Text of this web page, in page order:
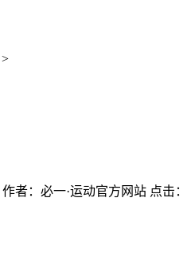
>
作者： 必一·运动官方网站 点击：